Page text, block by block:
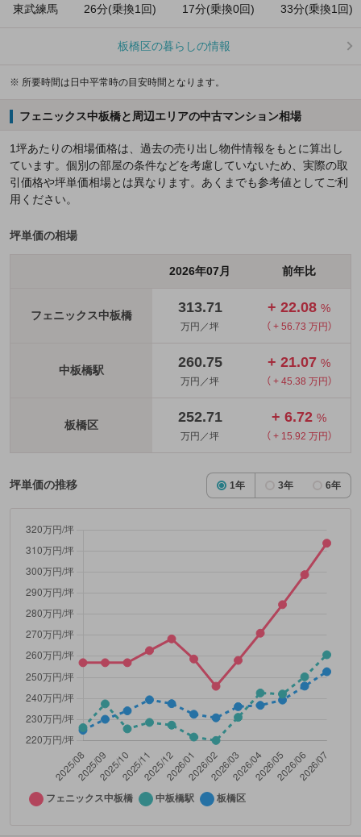
東武練馬 26分(乗換1回) 17分(乗換0回) 33分(乗換1回)
板橋区の暮らしの情報
※ 所要時間は日中平常時の目安時間となります。
フェニックス中板橋と周辺エリアの中古マンション相場
1坪あたりの相場価格は、過去の売り出し物件情報をもとに算出し
ています。個別の部屋の条件などを考慮していないため、実際の取
引価格や坪単価相場とは異なります。あくまでも参考値としてご利
用ください。
坪単価の相場
2026年07月 前年比
フェニックス中板橋 313.71
万円／坪
+ 22.08 %
（ + 56.73 万円）
中板橋駅 260.75
万円／坪
+ 21.07 %
（ + 45.38 万円）
板橋区 252.71
万円／坪
+ 6.72 %
（ + 15.92 万円）
坪単価の推移 1年 3年 6年